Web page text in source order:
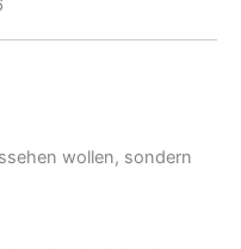
wollen, sondern